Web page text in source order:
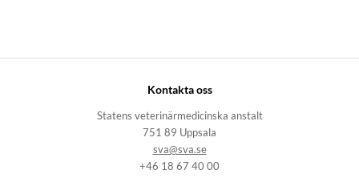
Kontakta oss
Statens veterinärmedicinska anstalt
751 89 Uppsala
sva@sva.se
+46 18 67 40 00